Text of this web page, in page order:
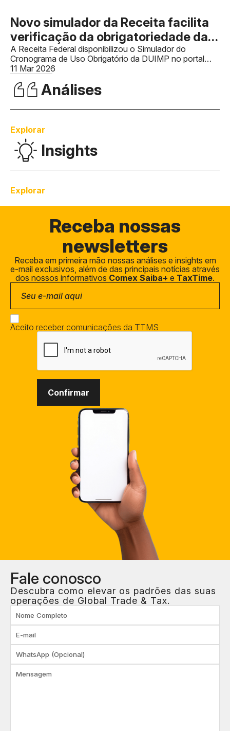
Novo simulador da Receita facilita
verificação da obrigatoriedade da
DUIMP
A Receita Federal disponibilizou o Simulador do
Cronograma de Uso Obrigatório da DUIMP no portal
Siscomex.
11 Mar 2026
Análises
Explorar
Insights
Explorar
Receba nossas
newsletters
Receba em primeira mão nossas análises e insights em
e-mail exclusivos, além de das principais notícias através
dos nossos informativos Comex Saiba+ e TaxTime.
Aceito receber comunicações da TTMS
Fale conosco
Descubra como elevar os padrões das suas
operações de Global Trade & Tax.